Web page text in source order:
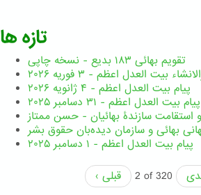
تازه ها
تقویم بهائی ۱۸۳ بدیع - نسخه چاپی
بیت العدل اعظم - ۳ فوریه ۲۰۲۶
پیام بیت العدل اعظم - ۴ ژانویه ۲۰۲۶
پیام بیت العدل اعظم - ۳۱ دسامبر ۲۰۲۵
استقامت سازندۀ بهائیان - حسن ممتاز
بهائی و سازمان دیده‌بان حقوق بشر
پیام بیت العدل اعظم - ۱ دسامبر ۲۰۲۵
‹ قبلی
2 of 320